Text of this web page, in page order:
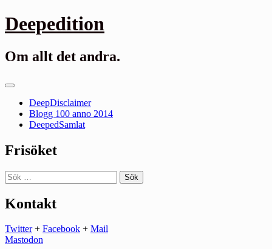
Gå
till
Deepedition
Om allt det andra.
Primär
DeepDisclaimer
Blogg 100 anno 2014
DeepedSamlat
Frisöket
Sök
efter:
Kontakt
Twitter+ Facebook + Mail
Mastodon